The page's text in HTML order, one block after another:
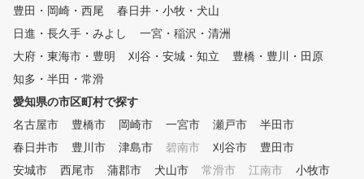
豊田・岡崎・西尾
春日井・小牧・犬山
日進・長久手・みよし
一宮・稲沢・清洲
大府・東海市・豊明
刈谷・安城・知立
豊橋・豊川・田原
知多・半田・常滑
愛知県の市区町村で探す
名古屋市
豊橋市 岡崎市 一宮市 瀬戸市
半田市
春日井市
豊川市 津島市 碧南市 刈谷市
豊田市
安城市
西尾市 蒲郡市 犬山市 常滑市 江南市
小牧市